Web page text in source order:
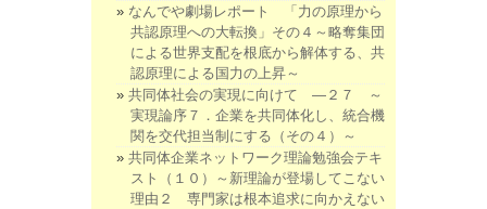
なんでや劇場レポート 「力の原理から
共認原理への大転換」その４～略奪集団
による世界支配を根底から解体する、共
認原理による国力の上昇～
共同体社会の実現に向けて ―２７ ～
実現論序７．企業を共同体化し、統合機
関を交代担当制にする（その４）～
共同体企業ネットワーク理論勉強会テキ
スト（１０）～新理論が登場してこない
理由２ 専門家は根本追求に向かえない